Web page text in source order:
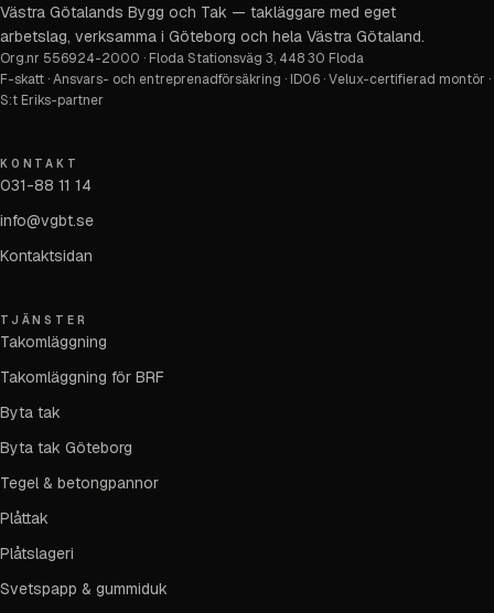
Västra Götalands Bygg och Tak — takläggare med eget
arbetslag, verksamma i Göteborg och hela Västra Götaland.
Org.nr 556924-2000 · Floda Stationsväg 3, 448 30 Floda
F-skatt · Ansvars- och entreprenadförsäkring · ID06 · Velux-certifierad montör ·
S:t Eriks-partner
KONTAKT
031-88 11 14
info@vgbt.se
Kontaktsidan
TJÄNSTER
Takomläggning
Takomläggning för BRF
Byta tak
Byta tak Göteborg
Tegel & betongpannor
Plåttak
Plåtslageri
Svetspapp & gummiduk